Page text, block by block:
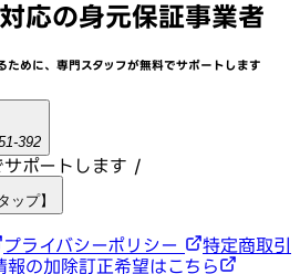
応の身元保証事業者
めに、 専門スタッフが無料でサポートします
392
ポートします /
ップ】
プライバシーポリシー
特定商取引
報の加除訂正希望はこちら